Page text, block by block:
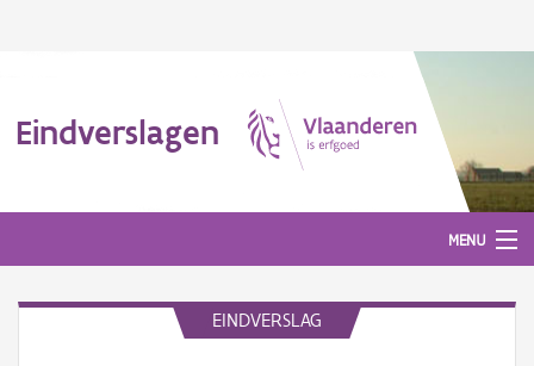
Eindverslagen
MENU
Gepubliceerde eindverslagen
EINDVERSLAG